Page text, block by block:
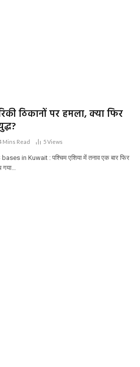
ठिकानों पर हमला, क्या फिर
Mins Read 5Views
in Kuwait : पश्चिम एशिया में तनाव एक बार फिर
गया…